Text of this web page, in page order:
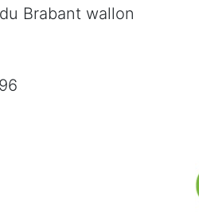
Brabant wallon